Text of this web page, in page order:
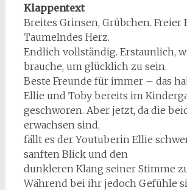
Klappentext
Breites Grinsen, Grübchen. Freier
Taumelndes Herz.
Endlich vollständig. Erstaunlich,
brauche, um glücklich zu sein.
Beste Freunde für immer – das
Ellie und Toby bereits im
geschworen. Aber jetzt, da die
erwachsen sind,
fällt es der Youtuberin Ellie
sanften Blick und den
dunkleren Klang seiner Stimme
Während bei ihr jedoch Gefühle